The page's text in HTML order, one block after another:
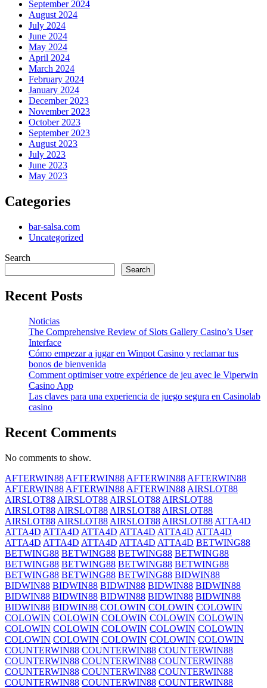
September 2024
August 2024
July 2024
June 2024
May 2024
April 2024
March 2024
February 2024
January 2024
December 2023
November 2023
October 2023
September 2023
August 2023
July 2023
June 2023
May 2023
Categories
bar-salsa.com
Uncategorized
Search
Search
Recent Posts
Noticias
The Comprehensive Review of Slots Gallery Casino’s User
Interface
Cómo empezar a jugar en Winpot Casino y reclamar tus
bonos de bienvenida
Comment optimiser votre expérience de jeu avec le Viperwin
Casino App
Las claves para una experiencia de juego segura en Casinolab
casino
Recent Comments
No comments to show.
AFTERWIN88 AFTERWIN88 AFTERWIN88 AFTERWIN88
AFTERWIN88 AFTERWIN88 AFTERWIN88 AIRSLOT88
AIRSLOT88 AIRSLOT88 AIRSLOT88 AIRSLOT88
AIRSLOT88 AIRSLOT88 AIRSLOT88 AIRSLOT88
AIRSLOT88 AIRSLOT88 AIRSLOT88 AIRSLOT88 ATTA4D
ATTA4D ATTA4D ATTA4D ATTA4D ATTA4D ATTA4D
ATTA4D ATTA4D ATTA4D ATTA4D ATTA4D BETWING88
BETWING88 BETWING88 BETWING88 BETWING88
BETWING88 BETWING88 BETWING88 BETWING88
BETWING88 BETWING88 BETWING88 BIDWIN88
BIDWIN88 BIDWIN88 BIDWIN88 BIDWIN88 BIDWIN88
BIDWIN88 BIDWIN88 BIDWIN88 BIDWIN88 BIDWIN88
BIDWIN88 BIDWIN88 COLOWIN COLOWIN COLOWIN
COLOWIN COLOWIN COLOWIN COLOWIN COLOWIN
COLOWIN COLOWIN COLOWIN COLOWIN COLOWIN
COLOWIN COLOWIN COLOWIN COLOWIN COLOWIN
COUNTERWIN88 COUNTERWIN88 COUNTERWIN88
COUNTERWIN88 COUNTERWIN88 COUNTERWIN88
COUNTERWIN88 COUNTERWIN88 COUNTERWIN88
COUNTERWIN88 COUNTERWIN88 COUNTERWIN88